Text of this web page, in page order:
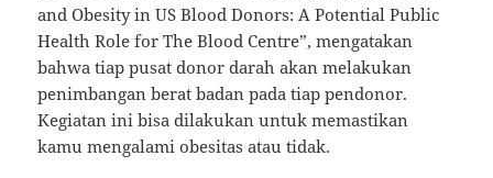
and Obesity in US Blood Donors: A Potential Public
Health Role for The Blood Centre”, mengatakan
bahwa tiap pusat donor darah akan melakukan
penimbangan berat badan pada tiap pendonor.
Kegiatan ini bisa dilakukan untuk memastikan
kamu mengalami obesitas atau tidak.